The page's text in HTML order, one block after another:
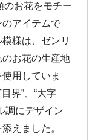
のお花をモチー
アイテムで
様は、ゼンリ
お花の生産地
用していま
界”、“大字
調にデザイン
えました。